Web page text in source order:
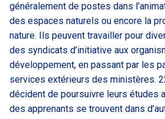
généralement de postes dans
des espaces naturels ou encore la
nature. Ils peuvent travailler pour
des syndicats d’initiative aux
développement, en passant par les
services extérieurs des ministères.
décident de poursuivre leurs études
des apprenants se trouvent dans